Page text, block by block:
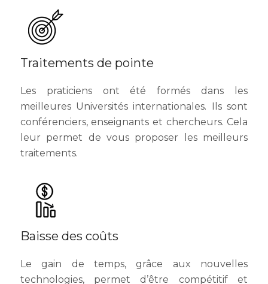
meilleur de la technique.
Traitements de pointe
Les praticiens ont été formés dans les
meilleures Universités internationales. Ils sont
conférenciers, enseignants et chercheurs. Cela
Baisse des coûts